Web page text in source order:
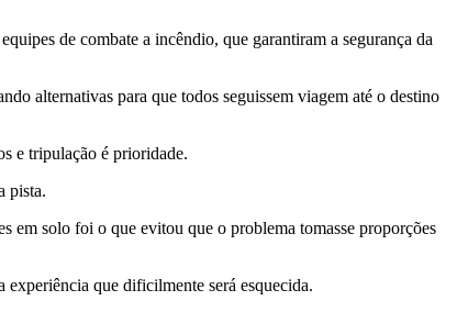
de combate a incêndio, que garantiram a segurança da
alternativas para que todos seguissem viagem até o destino
e tripulação é prioridade.
pista.
em solo foi o que evitou que o problema tomasse proporções
que dificilmente será esquecida.